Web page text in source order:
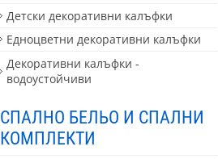
Детски декоративни калъфки
Едноцветни декоративни калъфки
Декоративни калъфки -
водоустойчиви
СПАЛНО БЕЛЬО И СПАЛНИ
КОМПЛЕКТИ